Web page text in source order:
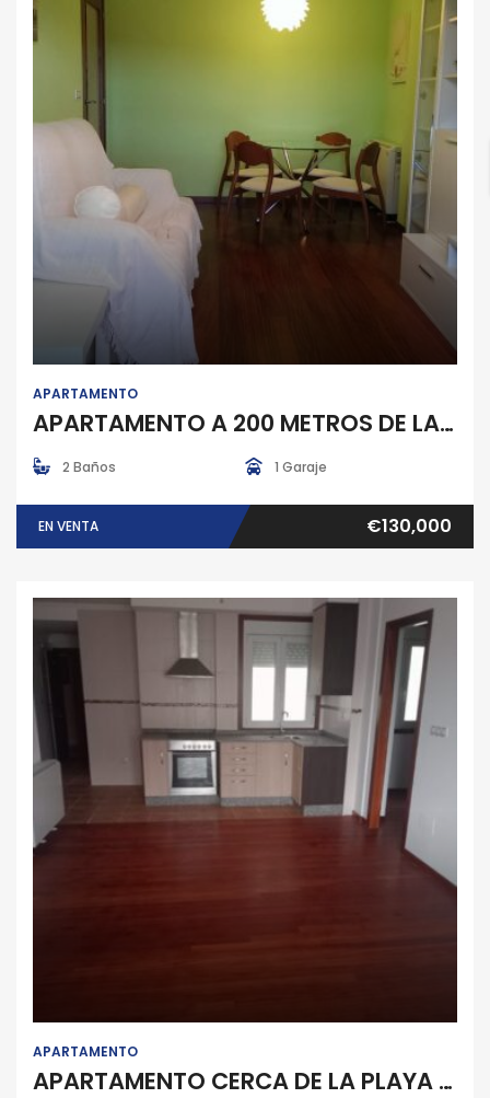
Apartamento
APARTAMENTO
APARTAMENTO A 200 METROS DE LA PLAYA EN POBRA DO CARAMIÑAL
2 Baños 1 Garaje
EN VENTA €130,000
APARTAMENTO
APARTAMENTO CERCA DE LA PLAYA EN POBRA DO CARAMIÑAL